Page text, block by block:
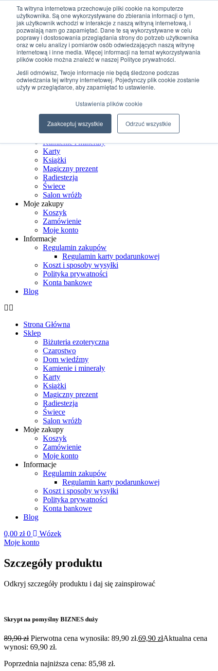
Ta witryna internetowa przechowuje pliki cookie na komputerze
użytkownika. Są one wykorzystywane do zbierania informacji o tym,
jak użytkownik wchodzi w interakcje z naszą witryną internetową, i
pozwalają nam go zapamiętać. Dane te są wykorzystywane w celu
poprawy i dostosowania przeglądania strony do potrzeb użytkownika
oraz w celu analizy i pomiarów osób odwiedzających naszą witrynę
internetową i inne media. Więcej informacji na temat wykorzystywania
plików cookie można znaleźć w naszej Polityce prywatności.
Jeśli odmówisz, Twoje informacje nie będą śledzone podczas
odwiedzania tej witryny internetowej. Pojedynczy plik cookie zostanie
użyty w przeglądarce, aby zapamiętać to ustawienie.
Ustawienia plików cookie
Zaakceptuj wszystkie Odrzuć wszystkie
Przejdź do treści
+48 507 498 341
sklep@ksiegarniamagiczna.pl
sklep internetowy 24h/7
Wyszukiwarka produktów
Biżuteria ezoteryczna
Czarostwo
Dom wiedźmy
Kamienie i minerały
Karty
Książki
Magiczny prezent
Radiestezja
Świece
Salon wróżb
Moje zakupy
Koszyk
Zamówienie
Moje konto
Informacje
Regulamin zakupów
Regulamin karty podarunkowej
Koszt i sposoby wysyłki
Polityka prywatności
Konta bankowe
Blog
Strona Główna
Sklep
Biżuteria ezoteryczna
Czarostwo
Dom wiedźmy
Kamienie i minerały
Karty
Książki
Magiczny prezent
Radiestezja
Świece
Salon wróżb
Moje zakupy
Koszyk
Zamówienie
Moje konto
Informacje
Regulamin zakupów
Regulamin karty podarunkowej
Koszt i sposoby wysyłki
Polityka prywatności
Konta bankowe
Blog
0,00 zł 0
Wózek
Moje konto
Szczegóły produktu
Odkryj szczegóły produktu i daj się zainspirować
Skrypt na pomyślny BIZNES duży
89,90zł Pierwotna cena wynosiła: 89,90 zł.69,90 złAktualna cena
wynosi: 69,90 zł.
Poprzednia najniższa cena: 85,98 zł.